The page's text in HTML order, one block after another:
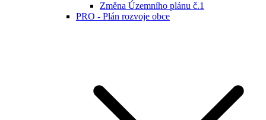
Změna Územního plánu č.1
PRO - Plán rozvoje obce